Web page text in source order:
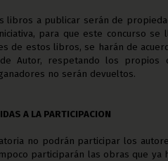
libros a publicar serán de
para que este concurso se
de estos libros, se harán de
Autor, respetando los propios
no serán devueltos.
A LA PARTICIPACION
no podrán participar los
participarán las obras que ya